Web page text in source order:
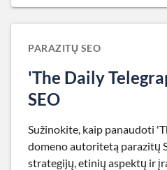
PARAZITŲ SEO
'The Daily
SEO
Sužinokite, kaip panaudoti
domeno autoritetą parazitų
strategijų, etinių aspektų ir